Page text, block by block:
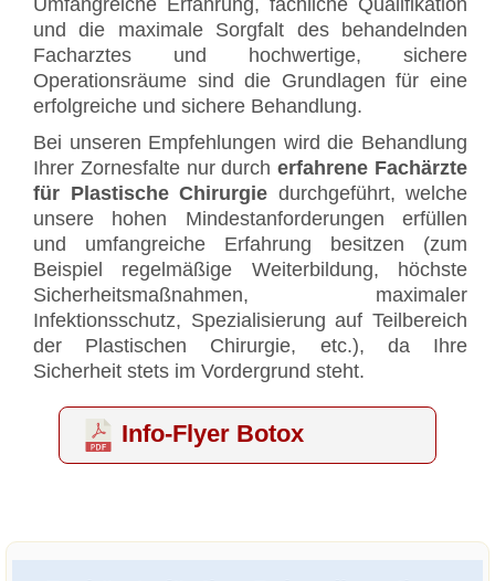
Umfangreiche Erfahrung, fachliche Qualifikation
und die maximale Sorgfalt des behandelnden
Facharztes und hochwertige, sichere
Operationsräume sind die Grundlagen für eine
erfolgreiche und sichere Behandlung.
Bei unseren Empfehlungen wird die Behandlung
Ihrer Zornesfalte nur durcherfahrene Fachärzte
für Plastische Chirurgie durchgeführt, welche
unsere hohen Mindestanforderungen erfüllen
und umfangreiche Erfahrung besitzen (zum
Beispiel regelmäßige Weiterbildung, höchste
Sicherheitsmaßnahmen, maximaler
Infektionsschutz, Spezialisierung auf Teilbereich
der Plastischen Chirurgie, etc.), da Ihre
Sicherheit stets im Vordergrund steht.
Info-Flyer Botox